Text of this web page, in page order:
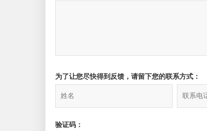
为了让您尽快得到反馈，请留下您的联系方式：
验证码：